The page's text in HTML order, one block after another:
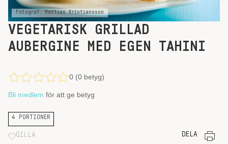
Fotograf: Mattias Kristiansson
VEGETARISK GRILLAD
AUBERGINE MED EGEN TAHINI
0 (0 betyg)
Bli medlem för att ge betyg
4 PORTIONER
GILLA DELA